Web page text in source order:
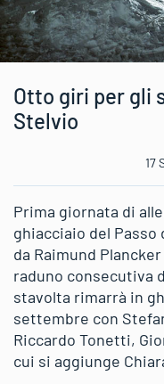
Otto giri per gli
Stelvio
17
Prima giornata di
ghiacciaio del
da Raimund
raduno consecutiva
stavolta rimarrà in
settembre con
Riccardo Tonetti,
cui si aggiunge